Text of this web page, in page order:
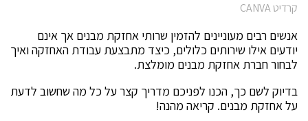
קרדיט CANVA
אנשים רבים מעוניינים להזמין שרותי אחזקת מבנים אך אינם
יודעים אילו שירותים כלולים, כיצד מתבצעת עבודת האחזקה ואיך
לבחור חברת אחזקת מבנים מומלצת.
בדיוק לשם כך, הכנו לפניכם מדריך קצר על כל מה שחשוב לדעת
על אחזקת מבנים. קריאה מהנה!